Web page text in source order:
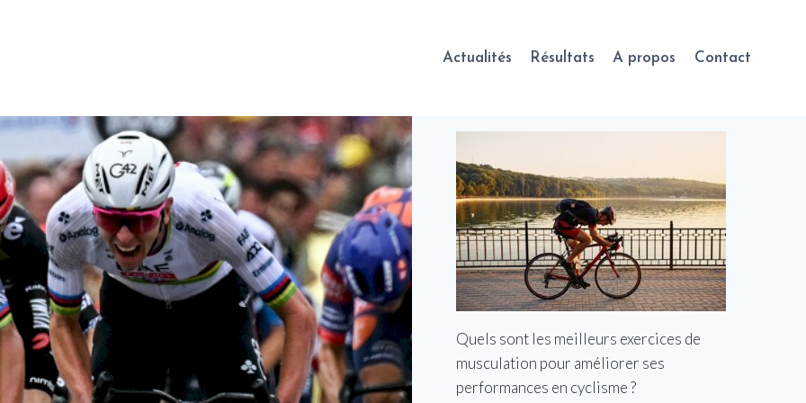
Actualités Résultats A propos Contact
Quels sont les meilleurs exercices de
musculation pour améliorer ses
performances en cyclisme ?